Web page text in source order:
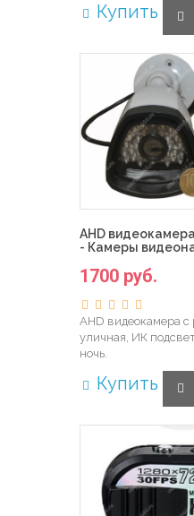
Купить
AHD
- Камеры
1700 руб.
AHD видеокамера
уличная, ИК
ночь.
Купить